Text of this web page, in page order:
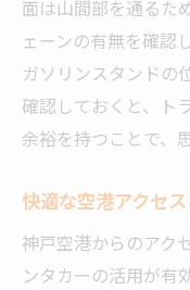
面は山間部を通るた
ェーンの有無を確認
ガソリンスタンドの
確認しておくと、ト
余裕を持つことで、
快適な空港アクセ
神戸空港からのアク
ンタカーの活用が有